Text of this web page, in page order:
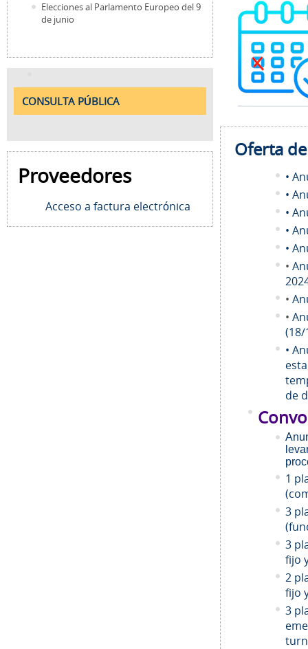
Elecciones al Parlamento Europeo del 9
de junio
CONSULTA PÚBLICA
Proveedores
Acceso a factura electrónica
Oferta
•
•
•
•
•
•
•
•
(18/
•
de
1
3
3
fijo
2
fijo
3